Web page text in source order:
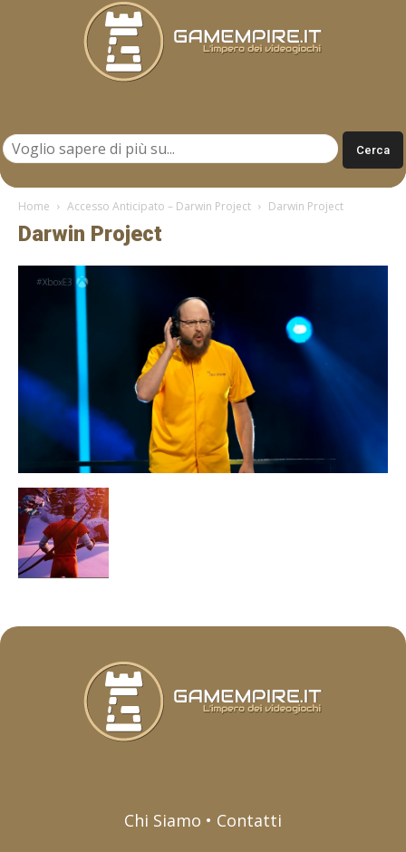
Home Accesso Anticipato – Darwin Project Darwin Project
Darwin Project
Chi Siamo • Contatti